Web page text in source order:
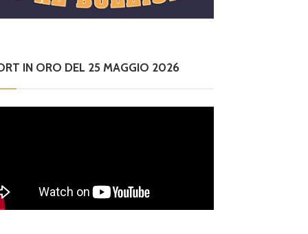
IN ORO DEL 25 MAGGIO 2026